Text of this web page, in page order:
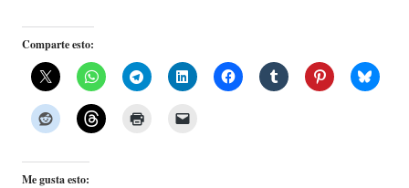
Comparte esto:
Me gusta esto: